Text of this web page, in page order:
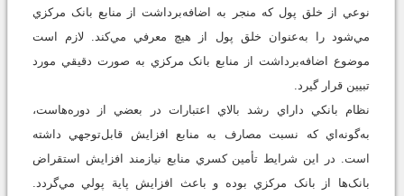
نوعي از خلق پول که منجر به اضافه‌برداشت از منابع بانک مرکزي
مي‌شود را به‌عنوان خلق پول از هيچ معرفي مي‌کند. لازم است
موضوع اضافه‌برداشت از منابع بانک مرکزي به صورت دقيقي مورد
تبيين قرار گيرد.
نظام بانکي داراي رشد بالاي اعتبارات در بعضي از دوره‌هاست،
به‌گونه‌اي‌ که نسبت مصارف به منابع افزايش قابل‌توجهي داشته
است. در اين شرايط تأمين کسري منابع نيازمند افزايش استقراض
بانک‌ها از بانک مرکزي بوده و باعث افزايش پاية پولي مي‌گردد.